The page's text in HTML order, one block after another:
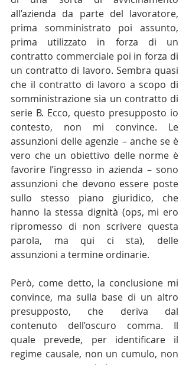
all’azienda da parte del lavoratore,
prima somministrato poi assunto,
prima utilizzato in forza di un
contratto commerciale poi in forza di
un contratto di lavoro. Sembra quasi
che il contratto di lavoro a scopo di
somministrazione sia un contratto di
serie B. Ecco, questo presupposto io
contesto, non mi convince. Le
assunzioni delle agenzie – anche se è
vero che un obiettivo delle norme è
favorire l’ingresso in azienda – sono
assunzioni che devono essere poste
sullo stesso piano giuridico, che
hanno la stessa dignità (ops, mi ero
ripromesso di non scrivere questa
parola, ma qui ci sta), delle
assunzioni a termine ordinarie.
Però, come detto, la conclusione mi
convince, ma sulla base di un altro
presupposto, che deriva dal
contenuto dell’oscuro comma. Il
quale prevede, per identificare il
regime causale, non un cumulo, non